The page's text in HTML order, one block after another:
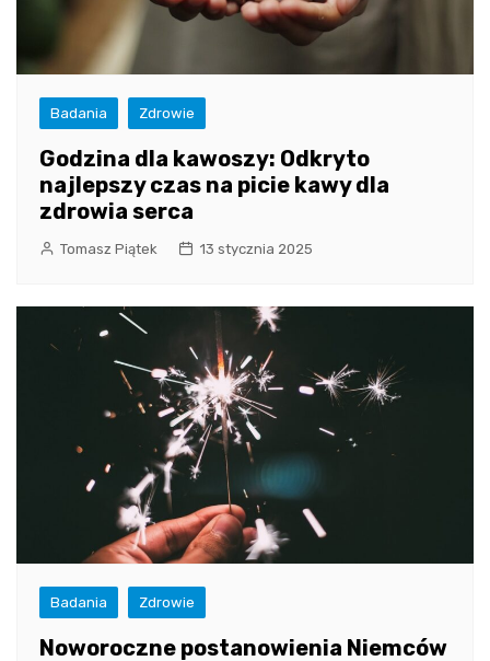
Badania Zdrowie
Godzina dla kawoszy: Odkryto
najlepszy czas na picie kawy dla
zdrowia serca
Tomasz Piątek 13 stycznia 2025
Badania Zdrowie
Noworoczne postanowienia Niemców